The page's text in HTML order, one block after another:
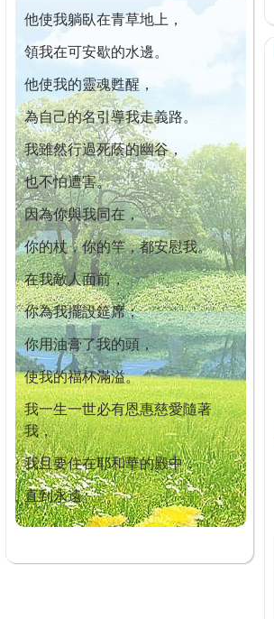
他使我躺臥在青草地上，
領我在可安歇的水邊。
他使我的靈魂甦醒，
為自己的名引導我走義路。
我雖然行過死蔭的幽谷，
也不怕遭害。
因為你與我同在，
你的杖，你的竿，都安慰我。
在我敵人面前，
你為我擺設筵席；
你用油膏了我的頭，
使我的福杯滿溢。
我一生一世必有恩惠慈愛隨著
我，
我且要住在耶和華的殿中，
直到永遠。